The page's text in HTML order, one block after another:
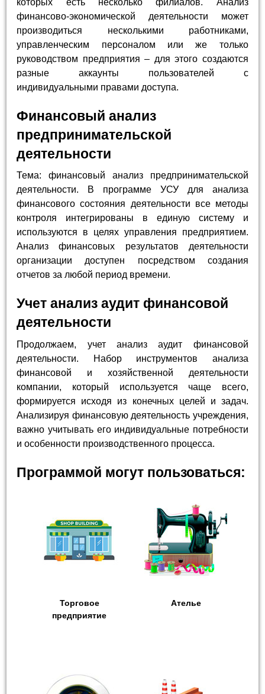
которых есть несколько филиалов. Анализ
финансово-экономической деятельности может
производиться несколькими работниками,
управленческим персоналом или же только
руководством предприятия – для этого создаются
разные аккаунты пользователей с
индивидуальными правами доступа.
Финансовый анализ
предпринимательской
деятельности
Тема: финансовый анализ предпринимательской
деятельности. В программе УСУ для анализа
финансового состояния деятельности все методы
контроля интегрированы в единую систему и
используются в целях управления предприятием.
Анализ финансовых результатов деятельности
организации доступен посредством создания
отчетов за любой период времени.
Учет анализ аудит финансовой
деятельности
Продолжаем, учет анализ аудит финансовой
деятельности. Набор инструментов анализа
финансовой и хозяйственной деятельности
компании, который используется чаще всего,
формируется исходя из конечных целей и задач.
Анализируя финансовую деятельность учреждения,
важно учитывать его индивидуальные потребности
и особенности производственного процесса.
Программой могут пользоваться:
Торговое
предприятие
Ателье